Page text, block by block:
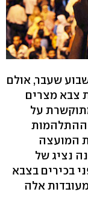
שעבר, אולם
צבא מצרים
על
ההתלהמות
המועצה
נציג של
בכירים בצבא
אלה